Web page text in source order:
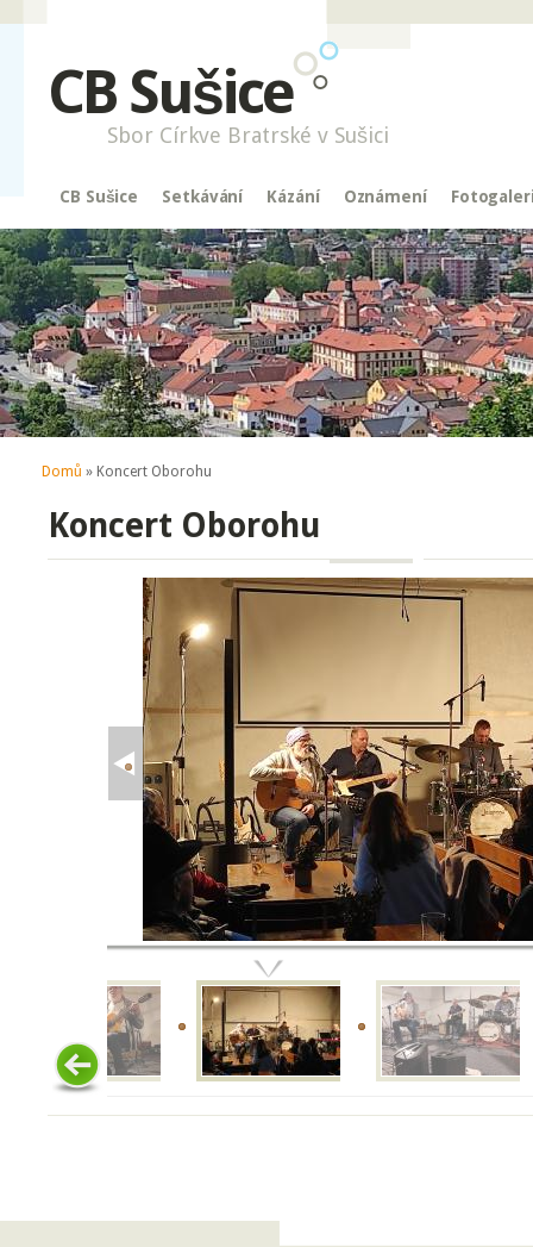
CB Sušice
Sbor Církve Bratrské v Sušici
CB Sušice Setkávání Kázání Oznámení
Jste zde
Domů » Koncert Oborohu
Koncert Oborohu